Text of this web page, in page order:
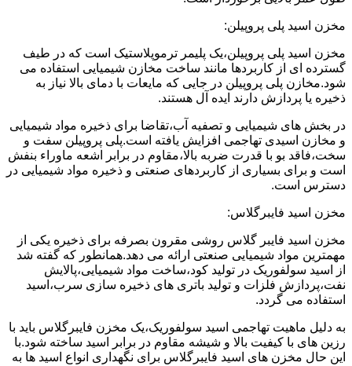
مخزن اسید پلی پروپیلن:
مخزن اسید پلی پروپیلن،یک پلیمر ترموپلاستیک است که در طیف
گسترده ای از کاربردها مانند ساخت مخازن شیمیایی استفاده می
شود.مخازن پلی پروپیلن در جایی که مایعات با دمای بالا نیاز به
ذخیره یا پردازش دارند ایده آل هستند.
در بخش های شیمیایی و تصفیه آب،تقاضا برای ذخیره مواد شیمیایی
و مخازن اسیدی تهاجمی افزایش یافته است.پلی پروپیلن سفت و
سخت،فاقد بو با قدرت ضربه بالا،مقاوم در برابر اشعه ماوراء بنفش
است و برای بسیاری از کاربردهای صنعتی و ذخیره مواد شیمیایی در
دسترس است.
مخزن اسید فایبرگلاس:
مخزن اسید فایبر گلاس روشی مقرون بصرفه برای ذخیره یکی از
مهمترین مواد شیمیایی صنعتی ارائه می دهد.همانطور که گفته شد
از اسید سولفوریک در تولید کود،ساخت مواد شیمیایی،پالایش
نفت،پردازش فلزات و تولید باتری های ذخیره سازی سرب،اسید
استفاده می گردد.
به دلیل ماهیت تهاجمی اسید سولفوریک،یک مخزن فایبرگلاس باید با
رزین های با کیفیت بالا و شیشه مقاوم در برابر اسید ساخته شود.با
این حال مخزن های اسید فایبرگلاس برای نگهداری انواع اسید ها به